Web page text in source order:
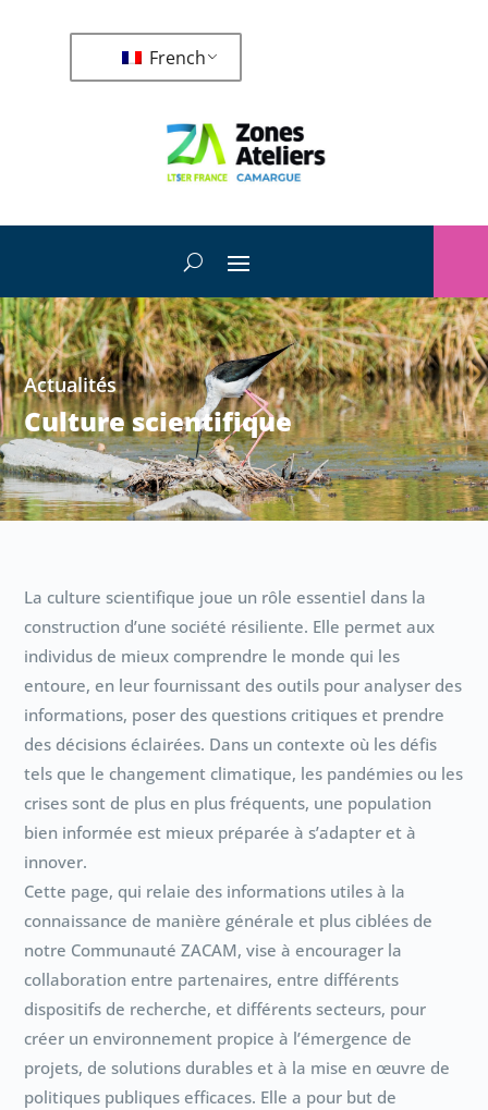
French
Actualités
Culture scientifique
La culture scientifique joue un rôle essentiel dans la
construction d’une société résiliente. Elle permet aux
individus de mieux comprendre le monde qui les
entoure, en leur fournissant des outils pour analyser des
informations, poser des questions critiques et prendre
des décisions éclairées. Dans un contexte où les défis
tels que le changement climatique, les pandémies ou les
crises sont de plus en plus fréquents, une population
bien informée est mieux préparée à s’adapter et à
innover.
Cette page, qui relaie des informations utiles à la
connaissance de manière générale et plus ciblées de
notre Communauté ZACAM, vise à encourager la
collaboration entre partenaires, entre différents
dispositifs de recherche, et différents secteurs, pour
créer un environnement propice à l’émergence de
projets, de solutions durables et à la mise en œuvre de
politiques publiques efficaces. Elle a pour but de